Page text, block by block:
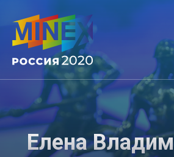
Елена